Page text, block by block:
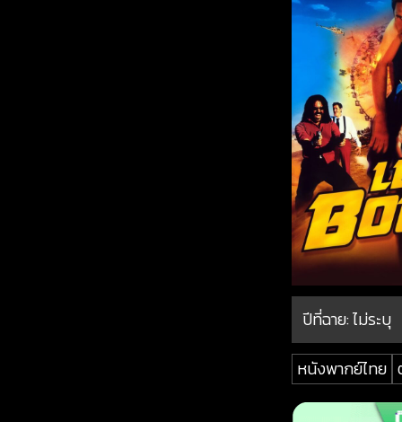
ปีที่ฉาย:ไม่ระบุ
หนังพากย์ไทย